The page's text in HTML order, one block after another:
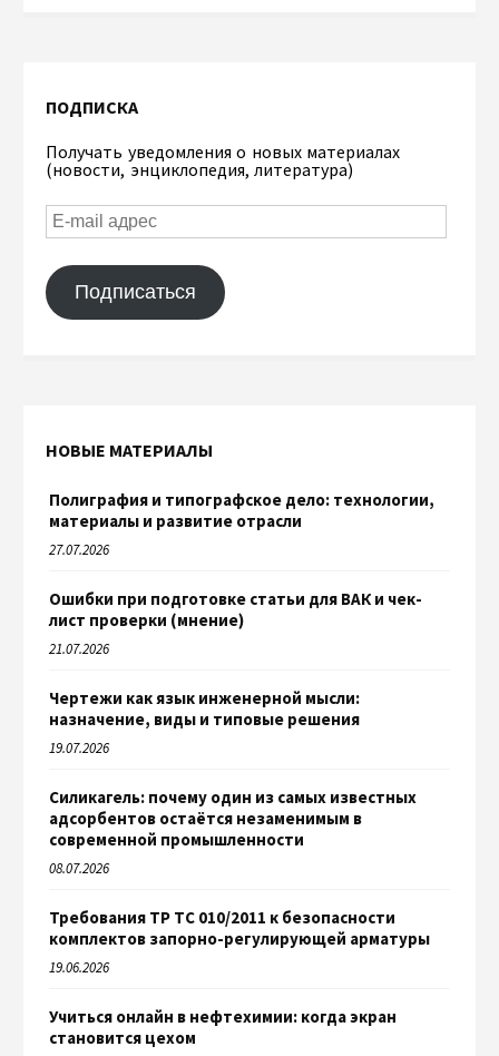
ПОДПИСКА
Получать уведомления о новых материалах
(новости, энциклопедия, литература)
Подписаться
НОВЫЕ МАТЕРИАЛЫ
Полиграфия и типографское дело: технологии,
материалы и развитие отрасли
27.07.2026
Ошибки при подготовке статьи для ВАК и чек-
лист проверки (мнение)
21.07.2026
Чертежи как язык инженерной мысли:
назначение, виды и типовые решения
19.07.2026
Силикагель: почему один из самых известных
адсорбентов остаётся незаменимым в
современной промышленности
08.07.2026
Требования ТР ТС 010/2011 к безопасности
комплектов запорно-регулирующей арматуры
19.06.2026
Учиться онлайн в нефтехимии: когда экран
становится цехом